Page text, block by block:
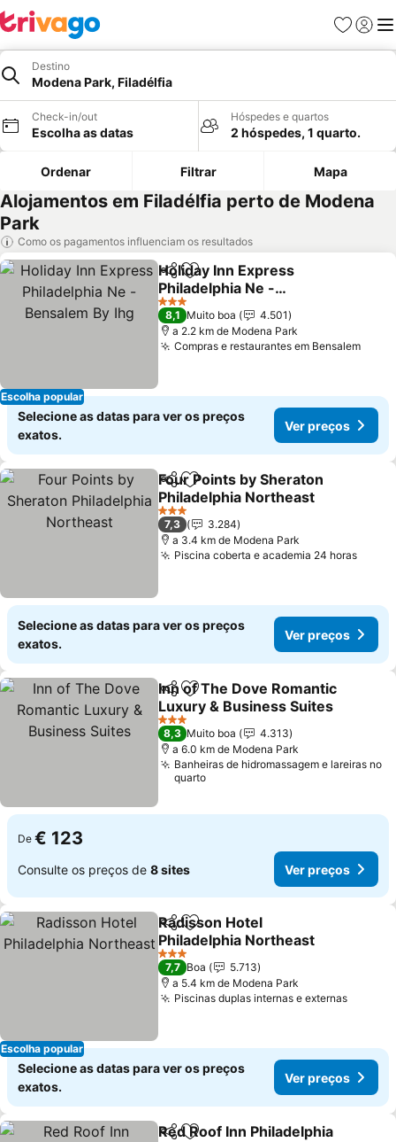
Favoritos
Iniciar
Destino
Modena Park, Filadélfia
Check-in/out
Escolha as datas
Hóspedes e quartos
2 hóspedes, 1 quarto.
Ordenar Filtrar Mapa
Alojamentos em Filadélfia perto de Modena
Park
Como os pagamentos influenciam os resultados
Escolha popular
PartilharAdicionar aos favoritos
Holiday Inn Express
Philadelphia Ne -
Bensalem By Ihg
Ver preços
3 Estrelas
8,1 Muito boa
4.501
a 2.2 km de Modena Park
Compras e restaurantes em BensalemVer
Selecione as datas para ver os preços
exatos.
Ver preços
PartilharAdicionar aos favoritos
Four Points by Sheraton
Philadelphia Northeast
Ver preços
3 Estrelas
7,3
3.284
a 3.4 km de Modena Park
Piscina coberta e academia 24 horasVer
Selecione as datas para ver os preços
exatos.
Ver preços
PartilharAdicionar aos favoritos
Inn of The Dove Romantic
Luxury & Business Suites
Ver preços
3 Estrelas
8,3 Muito boa
4.313
a 6.0 km de Modena Park
Banheiras de hidromassagem e lareiras no
quarto
De € 123
Consulte os preços de 8 sites Ver preços
Escolha popular
PartilharAdicionar aos favoritos
Radisson Hotel
Philadelphia Northeast
Ver preços
3 Estrelas
7,7 Boa
5.713
a 5.4 km de Modena Park
Piscinas duplas internas e externasVer
Selecione as datas para ver os preços
exatos.
Ver preços
Red Roof Inn Philadelphia